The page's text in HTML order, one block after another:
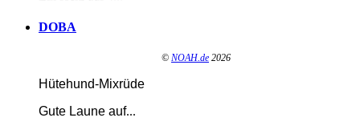
DOBA
© NOAH.de 2026
Hütehund-Mixrüde
Gute Laune auf...